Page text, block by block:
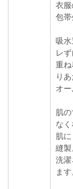
衣服
包帯
吸
レず
重
りあ
オ
肌
なく
肌
縫製
洗濯
ます